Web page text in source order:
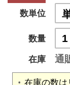
数単位
数量
在庫
通
在庫の数は